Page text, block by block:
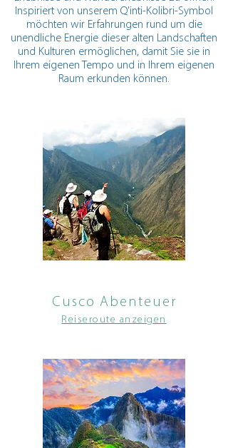
Inspiriert von unserem Q'inti-Kolibri-Symbol
möchten wir Erfahrungen rund um die
unendliche Energie dieser alten Landschaften
und Kulturen ermöglichen, damit Sie sie in
Ihrem eigenen Tempo und in Ihrem eigenen
Raum erkunden können.
Cusco Abenteuer
Reiseroute anzeigen